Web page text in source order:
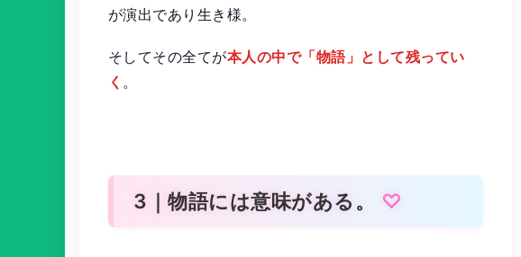
が演出であり生き様。
そしてその全てが本人の中で「物語」として残ってい
く 。
3｜物語には意味がある。